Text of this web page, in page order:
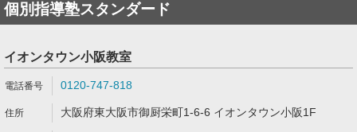
個別指導塾スタンダード
イオンタウン小阪教室
0120-747-818
大阪府東大阪市御厨栄町1-6-6 イオンタウン小阪1F